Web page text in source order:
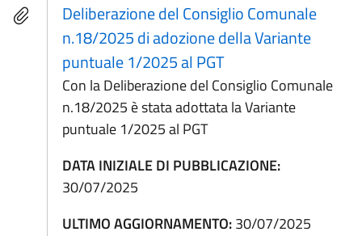
Deliberazione del Consiglio Comunale
n.18/2025 di adozione della Variante
puntuale 1/2025 al PGT
Con la Deliberazione del Consiglio Comunale
n.18/2025 è stata adottata la Variante
puntuale 1/2025 al PGT
DATA INIZIALE DI PUBBLICAZIONE:
30/07/2025
ULTIMO AGGIORNAMENTO:30/07/2025